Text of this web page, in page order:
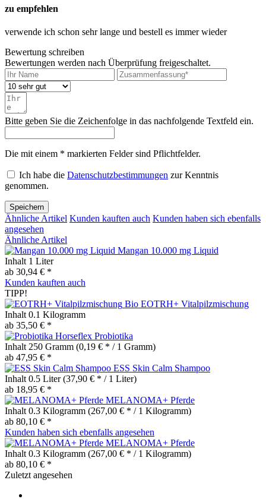
zu empfehlen
verwende ich schon sehr lange und bestell es immer wieder
Bewertung schreiben
Bewertungen werden nach Überprüfung freigeschaltet.
Bitte geben Sie die Zeichenfolge in das nachfolgende Textfeld ein.
Die mit einem * markierten Felder sind Pflichtfelder.
Ich habe die Datenschutzbestimmungen zur Kenntnis
genommen.
Speichern
Ähnliche Artikel Kunden kauften auch Kunden haben sich ebenfalls
angesehen
Ähnliche Artikel
Mangan 10.000 mg Liquid
Inhalt 1 Liter
ab 30,94 € *
Kunden kauften auch
TIPP!
Bio EOTRH+ Vitalpilzmischung
Inhalt 0.1 Kilogramm
ab 35,50 € *
Horseflex Probiotika
Inhalt 250 Gramm (0,19 € * / 1 Gramm)
ab 47,95 € *
ESS Skin Calm Shampoo
Inhalt 0.5 Liter(37,90 € * / 1 Liter)
ab 18,95 € *
MELANOMA+ Pferde
Inhalt 0.3 Kilogramm (267,00 € * / 1 Kilogramm)
ab 80,10 € *
Kunden haben sich ebenfalls angesehen
MELANOMA+ Pferde
Inhalt 0.3 Kilogramm (267,00 € * / 1 Kilogramm)
ab 80,10 € *
Zuletzt angesehen